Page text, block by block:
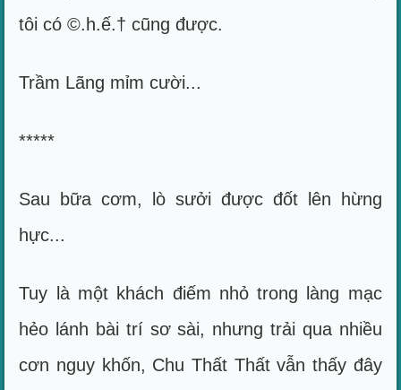
tôi có ©.h.ế.† cũng được.
Trầm Lãng mỉm cười...
*****
Sau bữa cơm, lò sưởi được đốt lên hừng
hực...
Tuy là một khách điếm nhỏ trong làng mạc
hẻo lánh bài trí sơ sài, nhưng trải qua nhiều
cơn nguy khốn, Chu Thất Thất vẫn thấy đây